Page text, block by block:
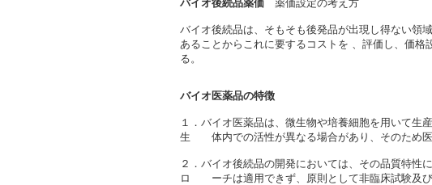
バイオ後続品薬価 薬価設定の考え方
バイオ後続品は、そもそも後発品が出現し得ない領
あることからこれに要するコストを 、評価し、価
る。
バイオ医薬品の特徴
１．バイオ医薬品は、微生物や培養細胞を用いて生
生 体内での活性が異なる場合があり、そのため医
２．バイオ後続品の開発においては、その品質特性
ロ ーチは適用できず、原則として非臨床試験及び